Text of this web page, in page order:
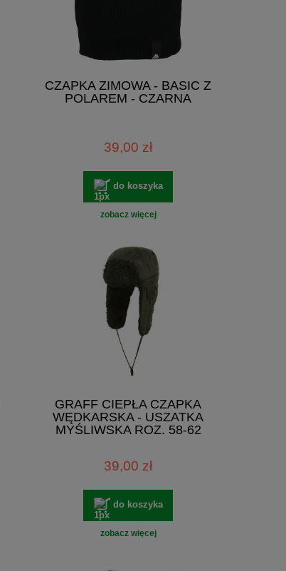
CZAPKA ZIMOWA - BASIC Z
POLAREM - CZARNA
39,00 zł
do koszyka
zobacz więcej
GRAFF CIEPŁA CZAPKA
WĘDKARSKA - USZATKA
MYŚLIWSKA ROZ. 58-62
39,00 zł
do koszyka
zobacz więcej